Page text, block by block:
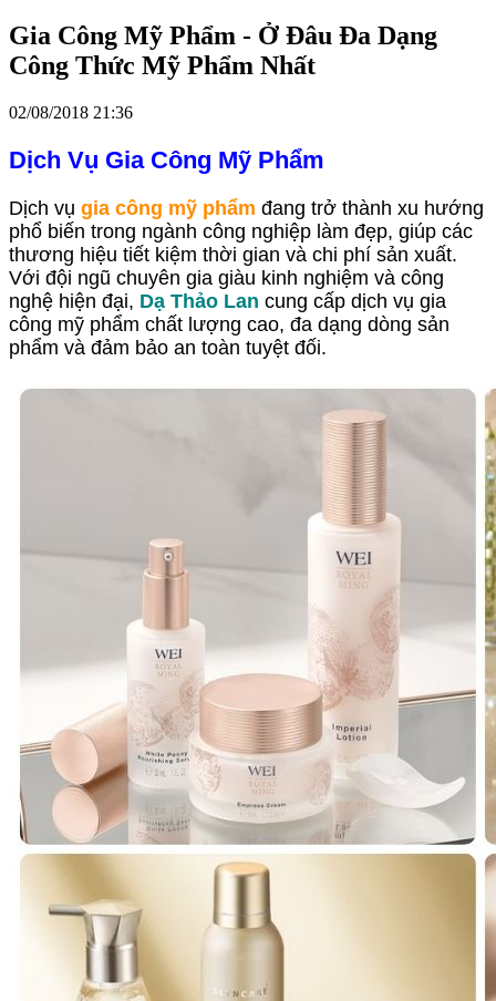
Gia Công Mỹ Phẩm - Ở Đâu Đa Dạng
Công Thức Mỹ Phẩm Nhất
02/08/2018 21:36
Dịch Vụ Gia Công Mỹ Phẩm
Dịch vụ gia công mỹ phẩm đang trở thành xu hướng
phổ biến trong ngành công nghiệp làm đẹp, giúp các
thương hiệu tiết kiệm thời gian và chi phí sản xuất.
Với đội ngũ chuyên gia giàu kinh nghiệm và công
nghệ hiện đại, Dạ Thảo Lan cung cấp dịch vụ gia
công mỹ phẩm chất lượng cao, đa dạng dòng sản
phẩm và đảm bảo an toàn tuyệt đối.